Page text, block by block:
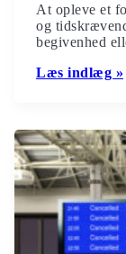
At opleve et
og
begivenhed
Læs indlæg »